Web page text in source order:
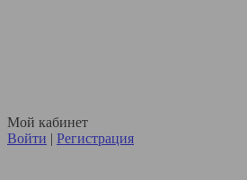
Мой кабинет
Войти | Регистрация